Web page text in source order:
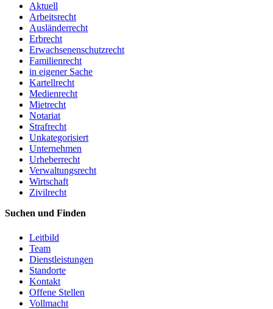
Aktuell
Arbeitsrecht
Ausländerrecht
Erbrecht
Erwachsenenschutzrecht
Familienrecht
in eigener Sache
Kartellrecht
Medienrecht
Mietrecht
Notariat
Strafrecht
Unkategorisiert
Unternehmen
Urheberrecht
Verwaltungsrecht
Wirtschaft
Zivilrecht
Suchen und Finden
Leitbild
Team
Dienstleistungen
Standorte
Kontakt
Offene Stellen
Vollmacht